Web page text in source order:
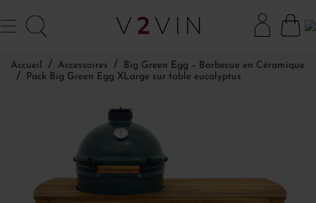
Accueil Accessoires
Big Green Egg – Barbecue en Céramique
Pack Big Green Egg XLarge sur table eucalyptus